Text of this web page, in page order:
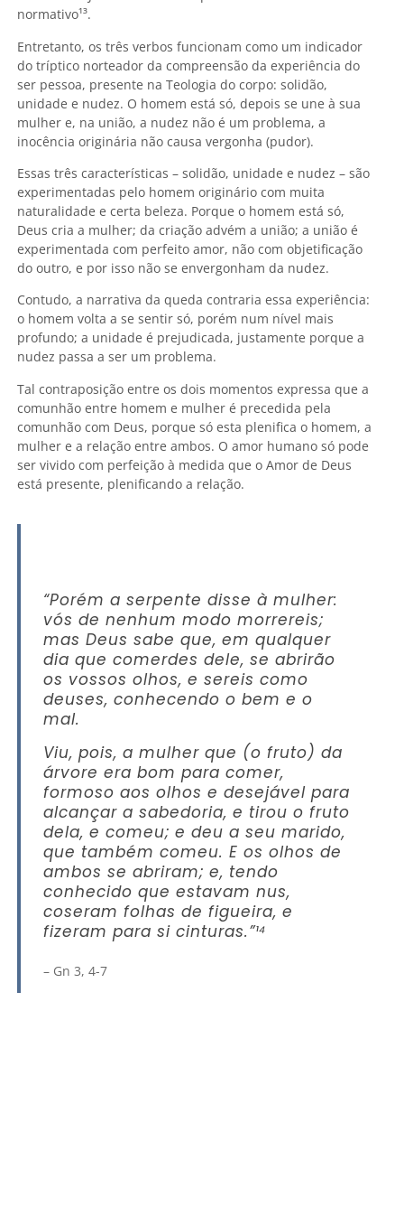
normativo¹³.
Entretanto, os três verbos funcionam como um indicador
do tríptico norteador da compreensão da experiência do
ser pessoa, presente na Teologia do corpo: solidão,
unidade e nudez. O homem está só, depois se une à sua
mulher e, na união, a nudez não é um problema, a
inocência originária não causa vergonha (pudor).
Essas três características – solidão, unidade e nudez – são
experimentadas pelo homem originário com muita
naturalidade e certa beleza. Porque o homem está só,
Deus cria a mulher; da criação advém a união; a união é
experimentada com perfeito amor, não com objetificação
do outro, e por isso não se envergonham da nudez.
Contudo, a narrativa da queda contraria essa experiência:
o homem volta a se sentir só, porém num nível mais
profundo; a unidade é prejudicada, justamente porque a
nudez passa a ser um problema.
Tal contraposição entre os dois momentos expressa que a
comunhão entre homem e mulher é precedida pela
comunhão com Deus, porque só esta plenifica o homem, a
mulher e a relação entre ambos. O amor humano só pode
ser vivido com perfeição à medida que o Amor de Deus
está presente, plenificando a relação.
“Porém a serpente disse à mulher:
vós de nenhum modo morrereis;
mas Deus sabe que, em qualquer
dia que comerdes dele, se abrirão
os vossos olhos, e sereis como
deuses, conhecendo o bem e o
mal.
Viu, pois, a mulher que (o fruto) da
árvore era bom para comer,
formoso aos olhos e desejável para
alcançar a sabedoria, e tirou o fruto
dela, e comeu; e deu a seu marido,
que também comeu. E os olhos de
ambos se abriram; e, tendo
conhecido que estavam nus,
coseram folhas de figueira, e
fizeram para si cinturas.”¹⁴
– Gn 3, 4-7